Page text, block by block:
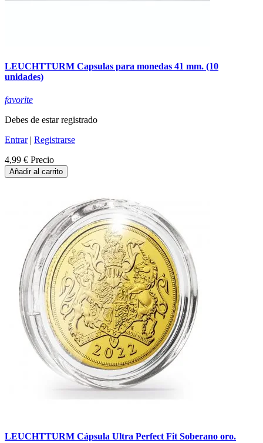
LEUCHTTURM Capsulas para monedas 41 mm. (10
unidades)
favorite
Debes de estar registrado
Entrar| Registrarse
4,99 € Precio
Añadir al carrito
LEUCHTTURM Cápsula Ultra Perfect Fit Soberano oro.